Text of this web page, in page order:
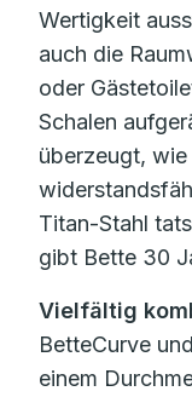
Wertigkeit
auch die
oder
Schalen
überzeugt,
Titan-Stahl
gibt Bette 30
Vielfältig
BetteCurve
einem